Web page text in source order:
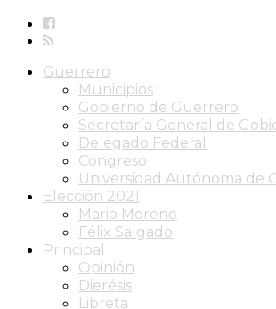
Guerrero
Municipios
Gobierno de Guerrero
Secretaría General de
Delegado Federal
Congreso
Universidad Autónoma de
Elección 2021
Mario Moreno
Félix Salgado
Principal
Opinión
Dierésis
Libreta